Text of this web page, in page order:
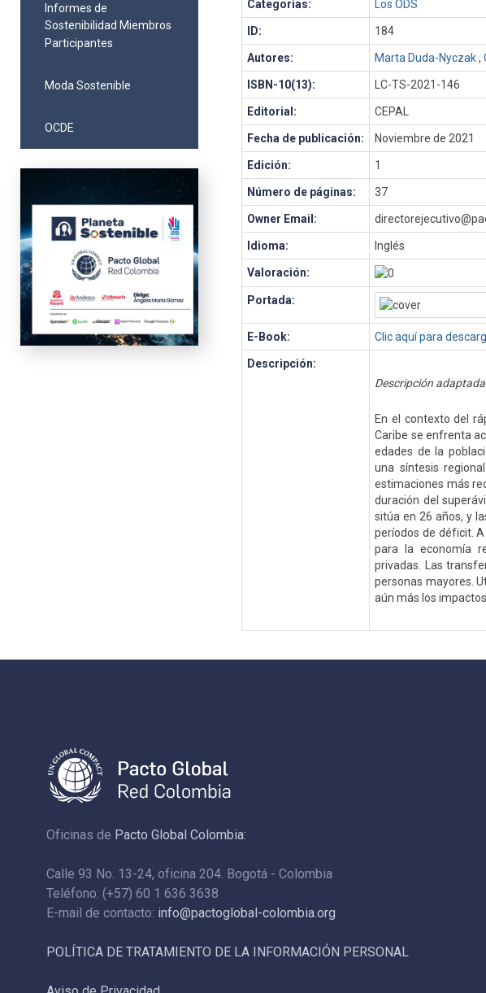
Informes de
Sostenibilidad Miembros
Participantes
Moda Sostenible
OCDE
Categorías: Los ODS
ID: 184
Autores: Marta Duda-Nyczak,
ISBN-10(13): LC-TS-2021-146
Editorial: CEPAL
Fecha de publicación: Noviembre de 2021
Edición: 1
Número de páginas: 37
Owner Email:
Idioma: Inglés
Valoración:
Portada:
E-Book: Clic aquí para
Descripción:
Descripción
En el contexto del
Caribe se enfrenta
edades de la
una síntesis
estimaciones más
duración del
sitúa en 26 años, y
períodos de déficit.
para la economía
privadas. Las
personas mayores.
aún más los
Oficinas de Pacto Global Colombia:
Calle 93 No. 13-24, oficina 204. Bogotá - Colombia
Teléfono: (+57) 60 1 636 3638
E-mail de contacto: info@pactoglobal-colombia.org
POLÍTICA DE TRATAMIENTO DE LA INFORMACIÓN PERSONAL